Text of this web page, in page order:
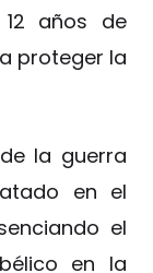
años de
proteger la
la guerra
en el
el
en la